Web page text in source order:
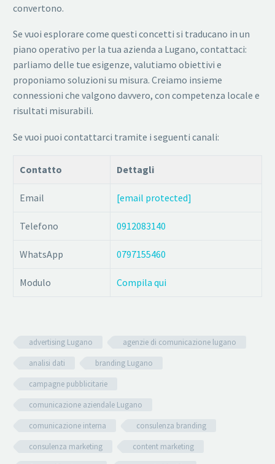
convertono.
Se vuoi esplorare come questi concetti si traducano in un
piano operativo per la tua azienda a Lugano, contattaci:
parliamo delle tue esigenze, valutiamo obiettivi e
proponiamo soluzioni su misura. Creiamo insieme
connessioni che valgono davvero, con competenza locale e
risultati misurabili.
Se vuoi puoi contattarci tramite i seguenti canali:
Contatto Dettagli
Email [email protected]
Telefono 0912083140
WhatsApp 0797155460
Modulo Compila qui
advertising Lugano
agenzie di comunicazione lugano
analisi dati
branding Lugano
campagne pubblicitarie
comunicazione aziendale Lugano
comunicazione interna
consulenza branding
consulenza marketing
content marketing